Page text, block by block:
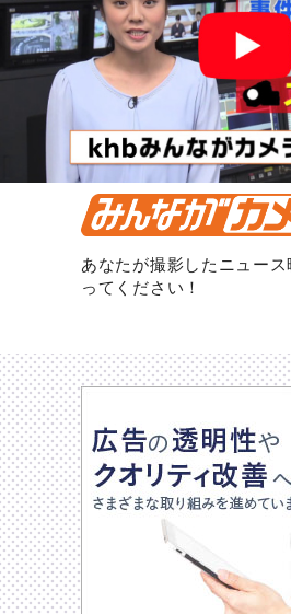
あなたが撮影したニュー
ってください！